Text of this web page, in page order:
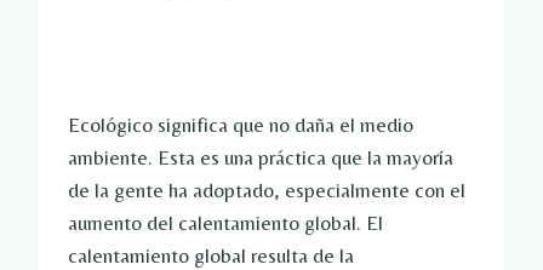
Ecológico significa que no daña el medio
ambiente. Esta es una práctica que la mayoría
de la gente ha adoptado, especialmente con el
aumento del calentamiento global. El
calentamiento global resulta de la